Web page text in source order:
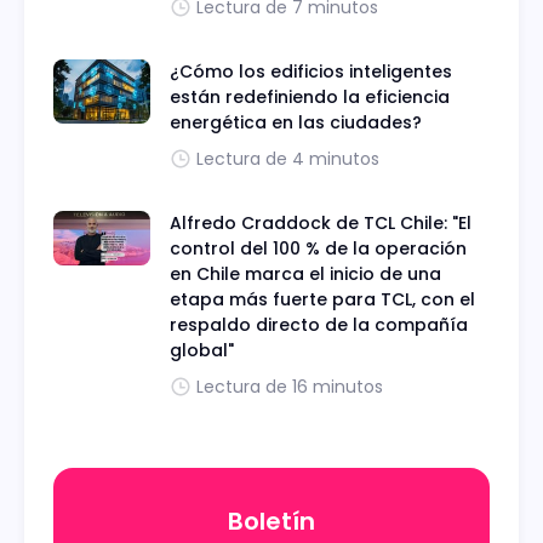
Lectura de 7 minutos
¿Cómo los edificios inteligentes
están redefiniendo la eficiencia
energética en las ciudades?
Lectura de 4 minutos
Alfredo Craddock de TCL Chile: "El
control del 100 % de la operación
en Chile marca el inicio de una
etapa más fuerte para TCL, con el
respaldo directo de la compañía
global"
Lectura de 16 minutos
Boletín